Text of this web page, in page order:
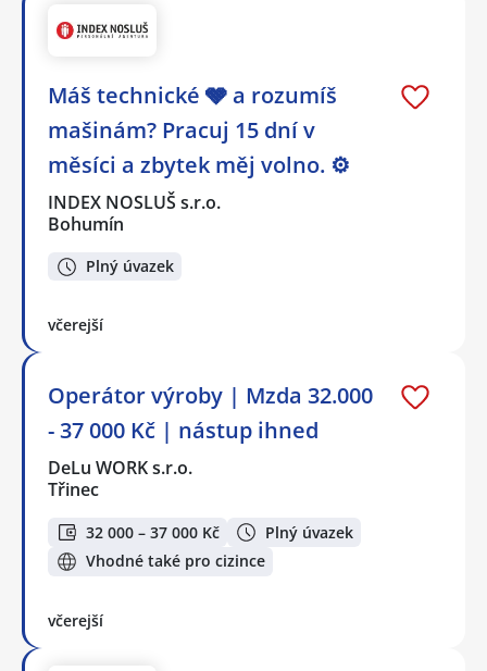
Máš technické 🩶 a rozumíš
mašinám? Pracuj 15 dní v
měsíci a zbytek měj volno. ⚙
INDEX NOSLUŠ s.r.o.
Bohumín
Plný úvazek
včerejší
Operátor výroby | Mzda 32.000
- 37 000 Kč | nástup ihned
DeLu WORK s.r.o.
Třinec
32 000 – 37 000 Kč
Plný úvazek
Vhodné také pro cizince
včerejší